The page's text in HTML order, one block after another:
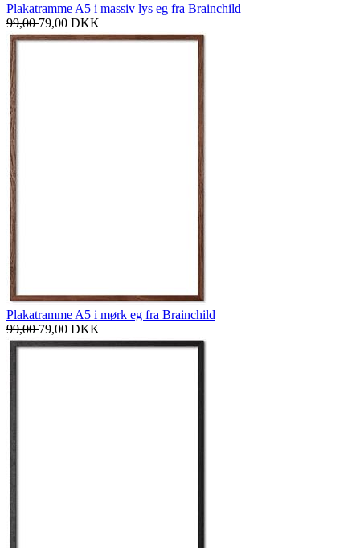
Plakatramme A5 i massiv lys eg fra Brainchild
99,0079,00 DKK
Plakatramme A5 i mørk eg fra Brainchild
99,0079,00 DKK